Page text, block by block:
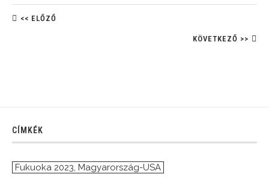
<< ELŐZŐ
KÖVETKEZŐ >>
CÍMKÉK
Fukuoka 2023, Magyarország-USA